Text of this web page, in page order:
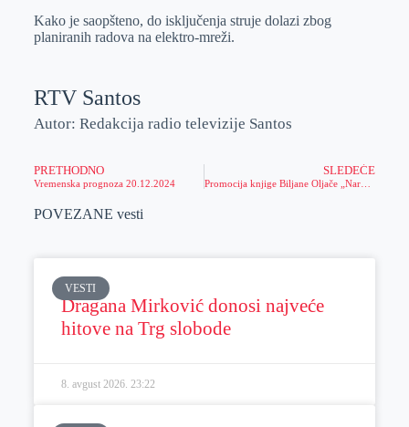
Kako je saopšteno, do isključenja struje dolazi zbog
planiranih radova na elektro-mreži.
RTV Santos
Autor: Redakcija radio televizije Santos
PRETHODNO
Vremenska prognoza 20.12.2024
SLEDEĆE
POVEZANE vesti
VESTI
Dragana Mirković donosi najveće
hitove na Trg slobode
8. avgust 2026. 23:22